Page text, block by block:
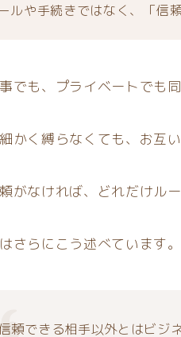
ルや手続きではなく、「信
でも、プライベートでも同
かく縛らなくても、お互
がなければ、どれだけル
さらにこう述べています。
頼できる相手以外とはビジ